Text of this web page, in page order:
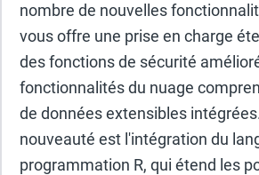
nombre de nouvelles
vous offre une prise en charge
des fonctions de sécurité
fonctionnalités du nuage
de données extensibles
nouveauté est l'intégration du
programmation R, qui étend les